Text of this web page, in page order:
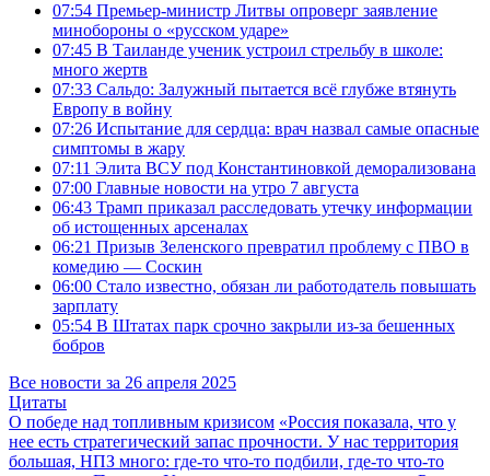
07:54 Премьер-министр Литвы опроверг заявление
минобороны о «русском ударе»
07:45 В Таиланде ученик устроил стрельбу в школе:
много жертв
07:33 Сальдо: Залужный пытается всё глубже втянуть
Европу в войну
07:26 Испытание для сердца: врач назвал самые опасные
симптомы в жару
07:11 Элита ВСУ под Константиновкой деморализована
07:00 Главные новости на утро 7 августа
06:43 Трамп приказал расследовать утечку информации
об истощенных арсеналах
06:21 Призыв Зеленского превратил проблему с ПВО в
комедию — Соскин
06:00 Стало известно, обязан ли работодатель повышать
зарплату
05:54 В Штатах парк срочно закрыли из-за бешенных
бобров
Все новости за 26 апреля 2025
Цитаты
О победе над топливным кризисом «Россия показала, что у
нее есть стратегический запас прочности. У нас территория
большая, НПЗ много: где-то что-то подбили, где-то что-то